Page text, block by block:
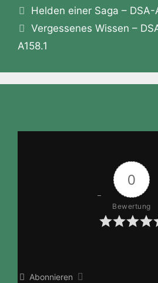
Helden einer Saga –
Vergessenes Wissen –
A158.1
0
Bewertung
Abonnieren